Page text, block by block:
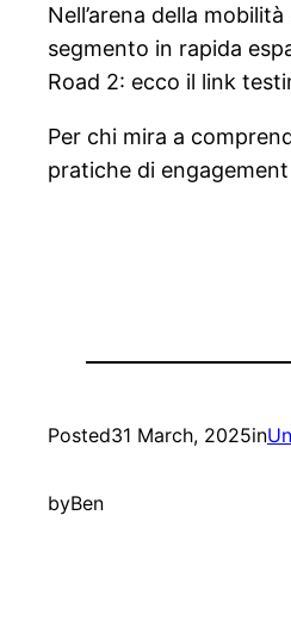
Nell’arena della
segmento in rapida
Road 2: ecco il link
Per chi mira a
pratiche di
Posted31 March, 2025in
byBen